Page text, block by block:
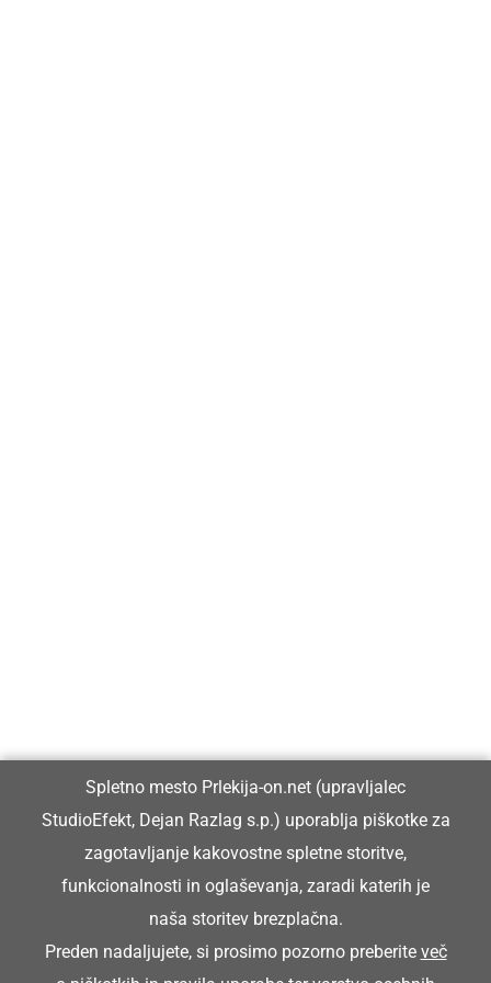
Glavni in odgovorni urednik:
Dejan Razlag
info@prlekija-on.net
Spletno mesto Prlekija-on.net (upravljalec
StudioEfekt, Dejan Razlag s.p.) uporablja piškotke za
zagotavljanje kakovostne spletne storitve,
funkcionalnosti in oglaševanja, zaradi katerih je
naša storitev brezplačna.
Preden nadaljujete, si prosimo pozorno preberite več